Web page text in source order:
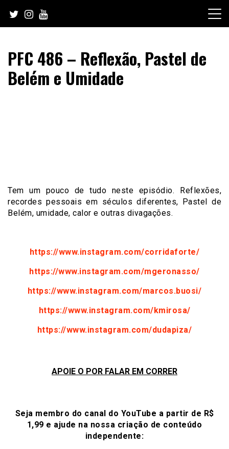
content
PFC 486 – Reflexão, Pastel de
Belém e Umidade
Tem um pouco de tudo neste episódio. Reflexões,
recordes pessoais em séculos diferentes, Pastel de
Belém, umidade, calor e outras divagações.
https://www.instagram.com/corridaforte/
https://www.instagram.com/mgeronasso/
https://www.instagram.com/marcos.buosi/
https://www.instagram.com/kmirosa/
https://www.instagram.com/dudapiza/
APOIE O POR FALAR EM CORRER
Seja membro do canal do YouTube a partir de R$
1,99 e ajude na nossa criação de conteúdo
independente: